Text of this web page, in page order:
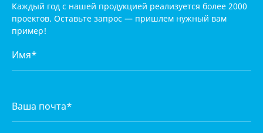
Каждый год с нашей продукцией реализуется более 2000
проектов. Оставьте запрос — пришлем нужный вам
пример!